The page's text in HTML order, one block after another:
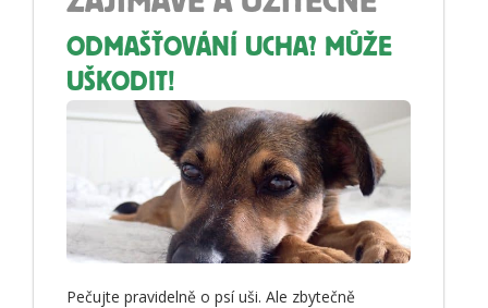
ODMAŠŤOVÁNÍ UCHA? MŮŽE
UŠKODIT!
Pečujte pravidelně o psí uši. Ale zbytečně